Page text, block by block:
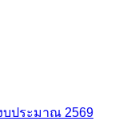
บประมาณ 2569